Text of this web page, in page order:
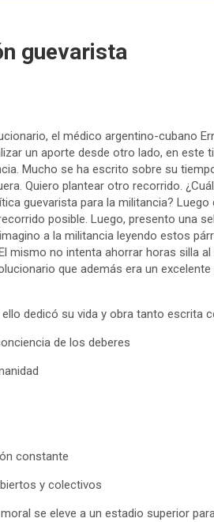
guevarista
el médico argentino-cubano
un aporte desde otro lado, en este
Mucho se ha escrito sobre su
Quiero plantear otro recorrido.
guevarista para la militancia? Luego
posible. Luego, presento una
a la militancia leyendo estos
mismo no intenta ahorrar horas silla
que además era un
dedicó su vida y obra tanto escrita
de los deberes
constante
y colectivos
se eleve a un estadio superior